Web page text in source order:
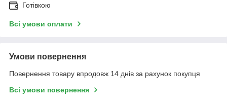
Готівкою
Всі умови оплати
Умови повернення
Повернення товару впродовж 14 днів за рахунок покупця
Всі умови повернення